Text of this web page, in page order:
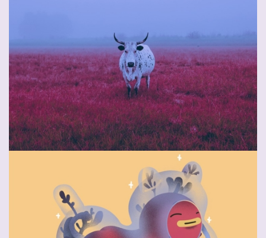
Wraith Citadel